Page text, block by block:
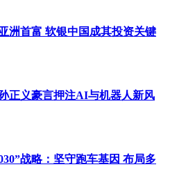
洲首富 软银中国成其投资关键
正义豪言押注AI与机器人新风
战略：坚守跑车基因 布局多